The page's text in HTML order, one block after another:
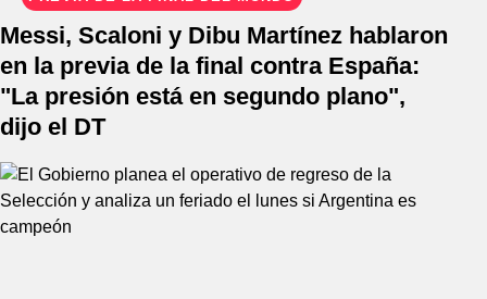
Messi, Scaloni y Dibu Martínez hablaron
en la previa de la final contra España:
"La presión está en segundo plano",
dijo el DT